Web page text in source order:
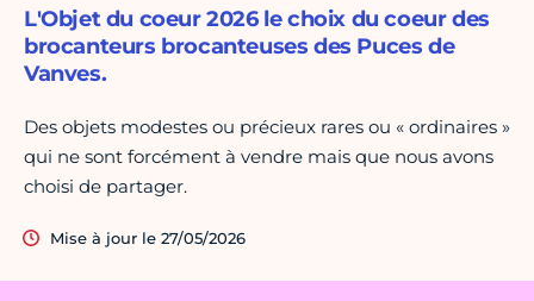
L'Objet du coeur 2026 le choix du coeur des
brocanteurs brocanteuses des Puces de
Vanves.
Des objets modestes ou précieux rares ou « ordinaires »
qui ne sont forcément à vendre mais que nous avons
choisi de partager.
Mise à jour le 27/05/2026